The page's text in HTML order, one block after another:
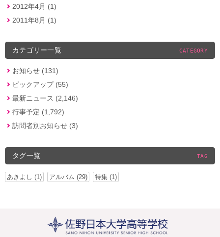
2012年4月 (1)
2011年8月 (1)
カテゴリー一覧 CATEGORY
お知らせ (131)
ピックアップ (55)
最新ニュース (2,146)
行事予定 (1,792)
訪問者別お知らせ (3)
タグ一覧 TAG
あきよし (1) アルバム (29) 特集 (1)